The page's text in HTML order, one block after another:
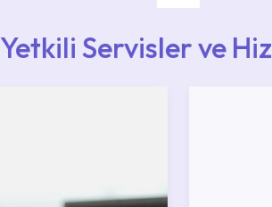
Yetkili Servisler ve